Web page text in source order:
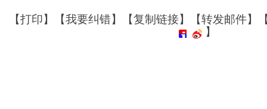
【打印】【我要纠错】【复制链接】【转发邮件】
】